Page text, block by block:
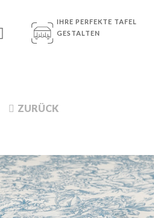
IHRE PERFEKTE TAFEL
GESTALTEN
ZURÜCK